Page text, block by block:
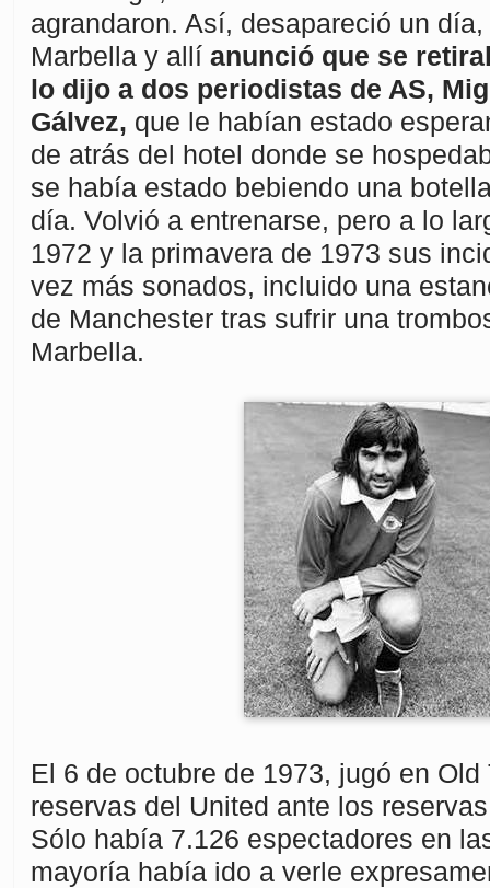
agrandaron. Así, desapareció un
Marbella y allí anunció que se
lo dijo a dos periodistas de AS,
Gálvez, que le habían estado
de atrás del hotel donde se
se había estado bebiendo una
día. Volvió a entrenarse, pero a lo
1972 y la primavera de 1973 sus
vez más sonados, incluido una
de Manchester tras sufrir una
Marbella.
El 6 de octubre de 1973, jugó en Old
reservas del United ante los
Sólo había 7.126 espectadores en
mayoría había ido a verle